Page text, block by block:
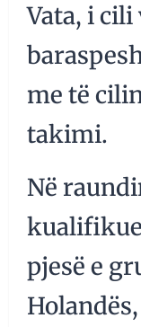
Vata, i cili
me të
takimi.
Në
pjesë e